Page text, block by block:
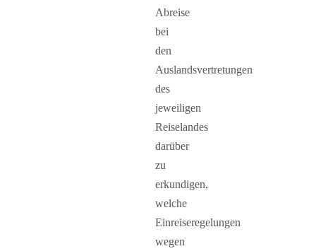
Abreise
bei
den
Auslandsvertretungen
des
jeweiligen
Reiselandes
darüber
zu
erkundigen,
welche
Einreiseregelungen
wegen